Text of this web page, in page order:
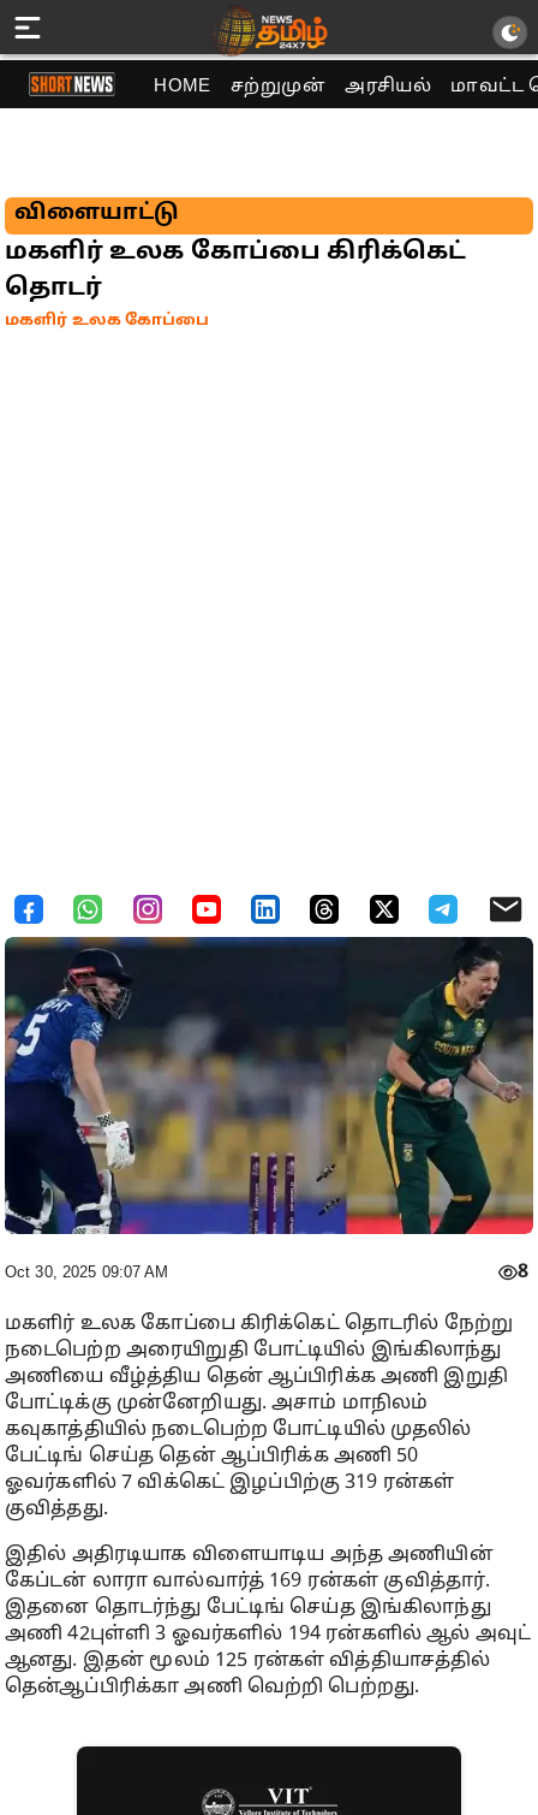
HOME சற்றுமுன் அரசியல் மாவட்ட
விளையாட்டு
மகளிர் உலக கோப்பை கிரிக்கெட்
தொடர்
மகளிர் உலக கோப்பை
Oct 30, 2025 09:07 AM 8
மகளிர் உலக கோப்பை கிரிக்கெட் தொடரில் நேற்று
நடைபெற்ற அரையிறுதி போட்டியில் இங்கிலாந்து
அணியை வீழ்த்திய தென் ஆப்பிரிக்க அணி இறுதி
போட்டிக்கு முன்னேறியது. அசாம் மாநிலம்
கவுகாத்தியில் நடைபெற்ற போட்டியில் முதலில்
பேட்டிங் செய்த தென் ஆப்பிரிக்க அணி 50
ஓவர்களில் 7 விக்கெட் இழப்பிற்கு 319 ரன்கள்
குவித்தது.
இதில் அதிரடியாக விளையாடிய அந்த அணியின்
கேப்டன் லாரா வால்வார்த் 169 ரன்கள் குவித்தார்.
இதனை தொடர்ந்து பேட்டிங் செய்த இங்கிலாந்து
அணி 42புள்ளி 3 ஓவர்களில் 194 ரன்களில் ஆல் அவுட்
ஆனது. இதன் மூலம் 125 ரன்கள் வித்தியாசத்தில்
தென்ஆப்பிரிக்கா அணி வெற்றி பெற்றது.